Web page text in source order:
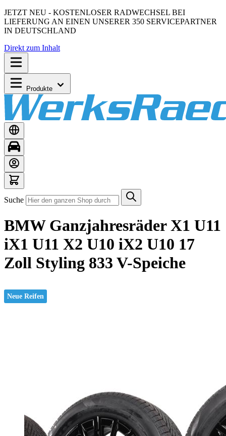
JETZT NEU - KOSTENLOSER RADWECHSEL BEI
LIEFERUNG AN EINEN UNSERER 350 SERVICEPARTNER
IN DEUTSCHLAND
Direkt zum Inhalt
Produkte
Suche
BMW Ganzjahresräder X1 U11
iX1 U11 X2 U10 iX2 U10 17
Zoll Styling 833 V-Speiche
Neue Reifen